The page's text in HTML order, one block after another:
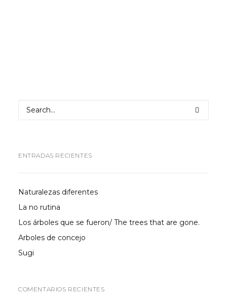
ENTRADAS RECIENTES
Naturalezas diferentes
La no rutina
Los árboles que se fueron/ The trees that are gone.
Arboles de concejo
Sugi
COMENTARIOS RECIENTES